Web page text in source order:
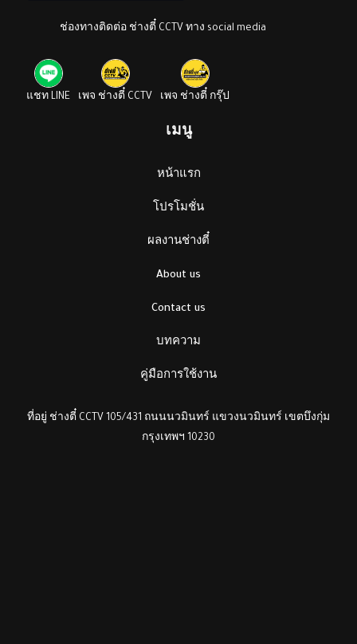
ช่องทางติดต่อ ช่างตี๋ CCTV ทาง social media
แชท LINE เพจ ช่างตี๋ CCTV เพจ ช่างตี๋ กรุ๊ป
เมนู
หน้าแรก
โปรโมชั่น
ผลงานช่างตี๋
About us
Contact us
บทความ
คู่มือการใช้งาน
ที่อยู่ ช่างตี๋ CCTV 105/431 ถนนนวมินทร์ แขวงนวมินทร์ เขตบึงกุ่ม
กรุงเทพฯ 10230